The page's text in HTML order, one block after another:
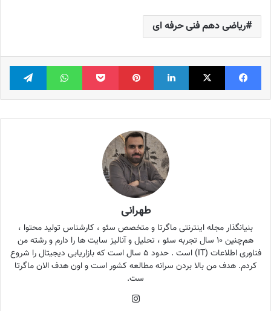
ریاضی دهم فنی حرفه ای
فیس بوک X لینکدین ‫پین‌ترست پاکت واتس آپ
طهرانی
بنیانگذار مجله اینترنتی ماگرتا و متخصص سئو ، کارشناس تولید محتوا ،
هم‌چنین ۱۰ سال تجربه سئو ، تحلیل و آنالیز سایت ها را دارم و رشته من
فناوری اطلاعات (IT) است . حدود ۵ سال است که بازاریابی دیجیتال را شروع
کردم. هدف من بالا بردن سرانه مطالعه کشور است و اون هدف الان ماگرتا
ست.